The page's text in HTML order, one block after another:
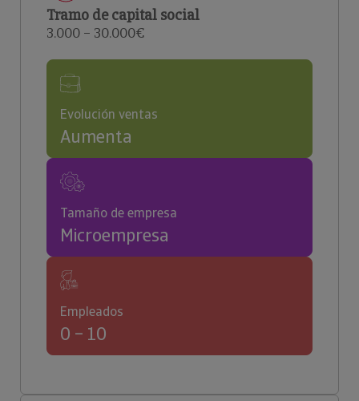
Tramo de capital social
3.000 – 30.000€
Evolución ventas
Aumenta
Tamaño de empresa
Microempresa
Empleados
0 – 10